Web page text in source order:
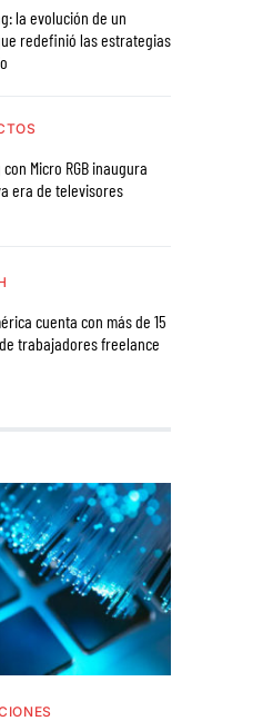
la evolución de un
redefinió las estrategias
Micro RGB inaugura
era de televisores
cuenta con más de 15
trabajadores freelance